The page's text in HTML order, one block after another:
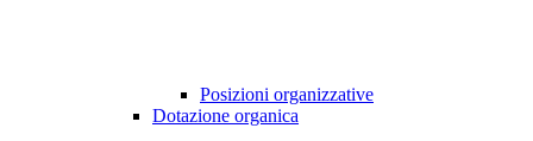
Posizioni organizzative
Dotazione organica